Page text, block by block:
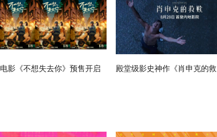
电影《不想失去你》预售开启 殿堂级影史神作《肖申克的救